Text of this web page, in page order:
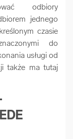
odbiory
jednego
czasie
do
usługi od
także ma tutaj